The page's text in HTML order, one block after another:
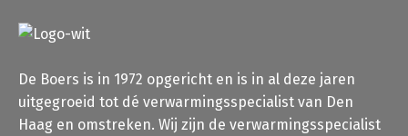
De Boers is in 1972 opgericht en is in al deze jaren
uitgegroeid tot dé verwarmingsspecialist van Den
Haag en omstreken. Wij zijn de verwarmingsspecialist